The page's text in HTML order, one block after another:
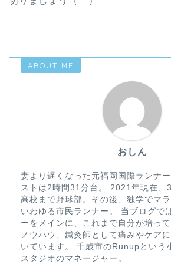
ABOUT ME
おしん
妻より遅くなった元福岡国際ランナ
ストは2時間31分台。 2021年現在、
高校まで野球部。その後、独学でマ
いわゆる市民ランナー。 当ブログで
ーをメインに、これまで自分が培っ
ノウハウ、鍼灸師として痛みやケア
いています。 千歳市のRunupという
スタジオのマネージャー。